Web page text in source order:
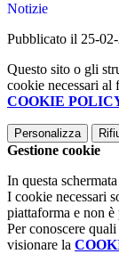
Notizie
Pubblicato il 25-
Questo sito o gli
cookie necessari
COOKIE
Personalizza
Gestione cookie
In questa
I cookie necessari
piattaforma e non
Per conoscere
visionare la